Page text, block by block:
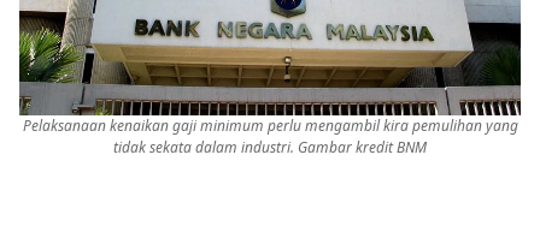
Pelaksanaan kenaikan gaji minimum perlu mengambil kira pemulihan yang
tidak sekata dalam industri. Gambar kredit BNM